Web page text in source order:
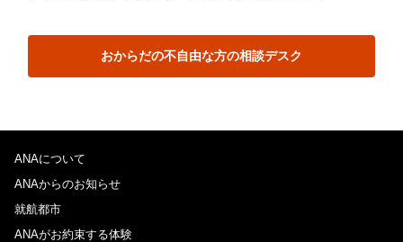
おからだの不自由な方の相談デスク
ANAについて
ANAからのお知らせ
就航都市
ANAがお約束する体験